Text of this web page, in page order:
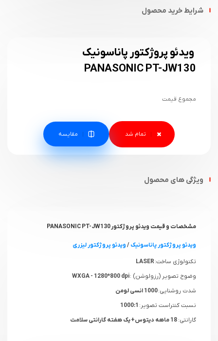
شرایط خرید محصول
ویدئو پروژکتور پاناسونیک
PANASONIC PT-JW130
مجموع قیمت
مقایسه
ویژگی های محصول
مشخصات و قیمت ویدئو پروژکتور PANASONIC PT-JW130
ویدئو پروژکتور پاناسونیک/ویدئو پروژکتور لیزری
تکنولوژی ساخت:LASER
وضوح تصویر (رزولوشن) :WXGA - 1280*800 dpi
شدت روشنایی:1000 انسی لومن
نسبت کنتراست تصویر:
گارانتی: